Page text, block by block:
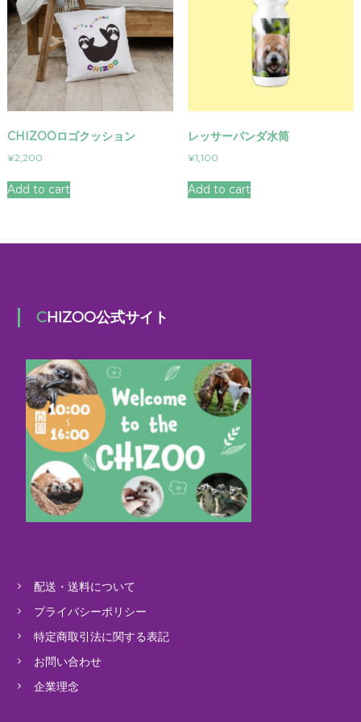
CHIZOOロゴクッション
¥2,200
Add to cart
レッサーパンダ水筒
¥1,100
Add to cart
CHIZOO公式サイト
配送・送料について
プライバシーポリシー
特定商取引法に関する表記
お問い合わせ
企業理念